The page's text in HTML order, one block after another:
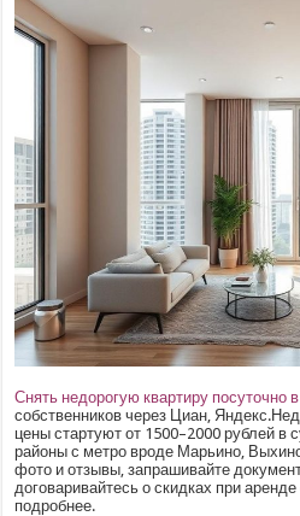
Снять недорогую квартиру посуточно
собственников через Циан,
цены стартуют от 1500–2000 рублей в
районы с метро вроде Марьино,
фото и отзывы, запрашивайте
договаривайтесь о скидках при
подробнее.